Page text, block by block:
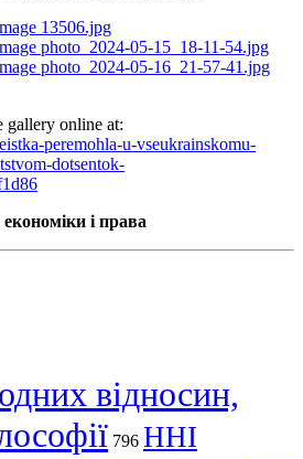
gallery online at:
peremohla-u-vseukrainskomu-
dotsentok-
іправа
відносин,
796 ННІ